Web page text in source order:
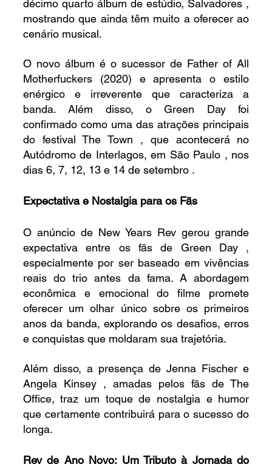
décimo quarto álbum de estúdio, Salvadores ,
mostrando que ainda têm muito a oferecer ao
cenário musical.
O novo álbum é o sucessor de Father of All
Motherfuckers (2020) e apresenta o estilo
enérgico e irreverente que caracteriza a
banda. Além disso, o Green Day foi
confirmado como uma das atrações principais
do festival The Town , que acontecerá no
Autódromo de Interlagos, em São Paulo , nos
dias 6, 7, 12, 13 e 14 de setembro .
Expectativa e Nostalgia para os Fãs
O anúncio de New Years Rev gerou grande
expectativa entre os fãs de Green Day ,
especialmente por ser baseado em vivências
reais do trio antes da fama. A abordagem
econômica e emocional do filme promete
oferecer um olhar único sobre os primeiros
anos da banda, explorando os desafios, erros
e conquistas que moldaram sua trajetória.
Além disso, a presença de Jenna Fischer e
Angela Kinsey , amadas pelos fãs de The
Office, traz um toque de nostalgia e humor
que certamente contribuirá para o sucesso do
longa.
Rev de Ano Novo: Um Tributo à Jornada do